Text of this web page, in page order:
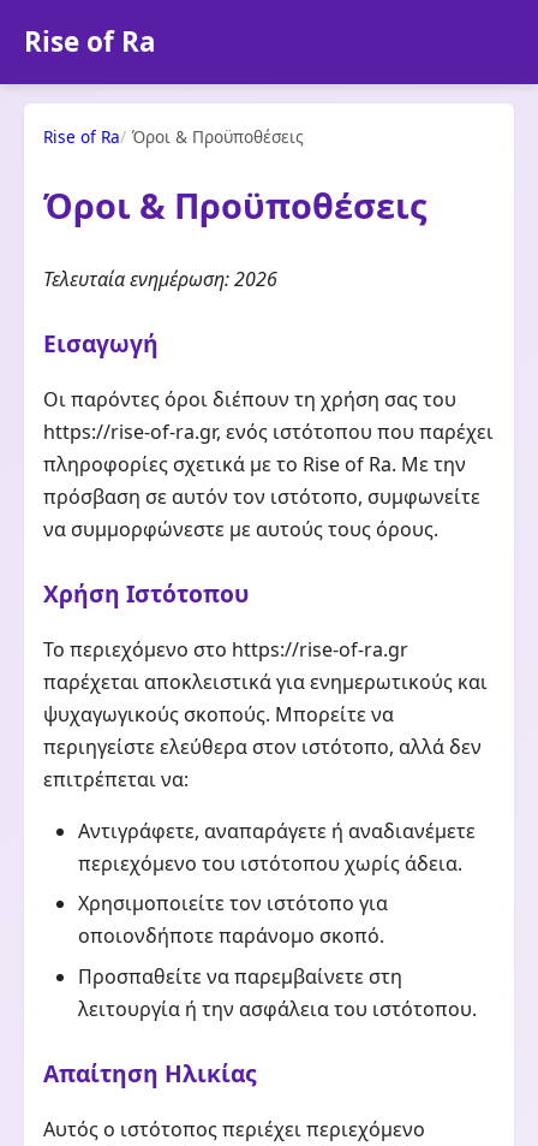
Rise of Ra
Rise of Ra Όροι & Προϋποθέσεις
Όροι & Προϋποθέσεις
Τελευταία ενημέρωση: 2026
Εισαγωγή
Οι παρόντες όροι διέπουν τη χρήση σας του
https://rise-of-ra.gr, ενός ιστότοπου που παρέχει
πληροφορίες σχετικά με το Rise of Ra. Με την
πρόσβαση σε αυτόν τον ιστότοπο, συμφωνείτε
να συμμορφώνεστε με αυτούς τους όρους.
Χρήση Ιστότοπου
Το περιεχόμενο στο https://rise-of-ra.gr
παρέχεται αποκλειστικά για ενημερωτικούς και
ψυχαγωγικούς σκοπούς. Μπορείτε να
περιηγείστε ελεύθερα στον ιστότοπο, αλλά δεν
επιτρέπεται να:
Αντιγράφετε, αναπαράγετε ή αναδιανέμετε
περιεχόμενο του ιστότοπου χωρίς άδεια.
Χρησιμοποιείτε τον ιστότοπο για
οποιονδήποτε παράνομο σκοπό.
Προσπαθείτε να παρεμβαίνετε στη
λειτουργία ή την ασφάλεια του ιστότοπου.
Απαίτηση Ηλικίας
Αυτός ο ιστότοπος περιέχει περιεχόμενο